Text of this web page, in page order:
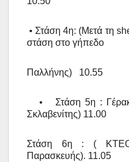
• Στάση 4η: (Μετά τη
στάση στο γήπεδο
Παλλήνης)
• Στάση 5η :
Σκλαβενίτης) 11.00
Στάση 6η : (
Παρασκευής). 11.05